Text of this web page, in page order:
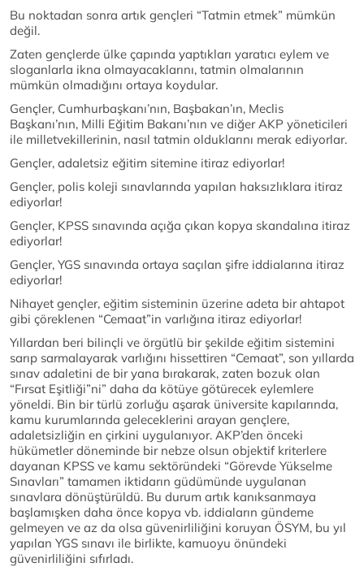
Bu noktadan sonra artık gençleri “Tatmin etmek” mümkün
değil.
Zaten gençlerde ülke çapında yaptıkları yaratıcı eylem ve
sloganlarla ikna olmayacaklarını, tatmin olmalarının
mümkün olmadığını ortaya koydular.
Gençler, Cumhurbaşkanı’nın, Başbakan’ın, Meclis
Başkanı’nın, Milli Eğitim Bakanı’nın ve diğer AKP yöneticileri
ile milletvekillerinin, nasıl tatmin olduklarını merak ediyorlar.
Gençler, adaletsiz eğitim sitemine itiraz ediyorlar!
Gençler, polis koleji sınavlarında yapılan haksızlıklara itiraz
ediyorlar!
Gençler, KPSS sınavında açığa çıkan kopya skandalına itiraz
ediyorlar!
Gençler, YGS sınavında ortaya saçılan şifre iddialarına itiraz
ediyorlar!
Nihayet gençler, eğitim sisteminin üzerine adeta bir ahtapot
gibi çöreklenen “Cemaat”in varlığına itiraz ediyorlar!
Yıllardan beri bilinçli ve örgütlü bir şekilde eğitim sistemini
sarıp sarmalayarak varlığını hissettiren “Cemaat”, son yıllarda
sınav adaletini de bir yana bırakarak, zaten bozuk olan
“Fırsat Eşitliği”ni” daha da kötüye götürecek eylemlere
yöneldi. Bin bir türlü zorluğu aşarak üniversite kapılarında,
kamu kurumlarında geleceklerini arayan gençlere,
adaletsizliğin en çirkini uygulanıyor. AKP’den önceki
hükümetler döneminde bir nebze olsun objektif kriterlere
dayanan KPSS ve kamu sektöründeki “Görevde Yükselme
Sınavları” tamamen iktidarın güdümünde uygulanan
sınavlara dönüştürüldü. Bu durum artık kanıksanmaya
başlamışken daha önce kopya vb. iddiaların gündeme
gelmeyen ve az da olsa güvenirliliğini koruyan ÖSYM, bu yıl
yapılan YGS sınavı ile birlikte, kamuoyu önündeki
güvenirliliğini sıfırladı.